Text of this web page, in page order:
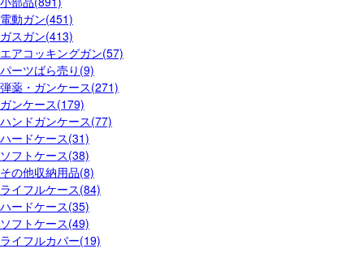
電動ガン(451)
ガスガン(413)
エアコッキングガン(57)
パーツばら売り(9)
弾薬・ガンケース(271)
ガンケース(179)
ハンドガンケース(77)
ハードケース(31)
ソフトケース(38)
その他収納用品(8)
ライフルケース(84)
ハードケース(35)
ソフトケース(49)
ライフルカバー(19)